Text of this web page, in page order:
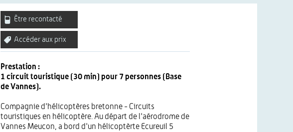
Être recontacté
Accéder aux prix
Prestation :
1 circuit touristique (30 min) pour 7 personnes (Base
de Vannes).
Compagnie d'hélicoptères bretonne - Circuits
touristiques en hélicoptère. Au départ de l'aérodrome de
Vannes Meucon, a bord d'un hélicoptèrte Ecureuil 5